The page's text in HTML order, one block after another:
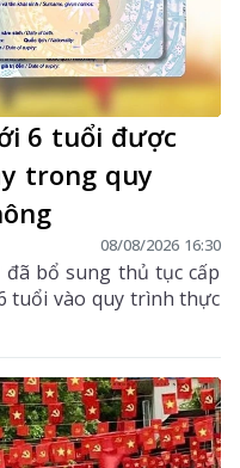
6 tuổi được
trong quy
08/08/2026 16:30
bổ sung thủ tục cấp
tuổi vào quy trình thực